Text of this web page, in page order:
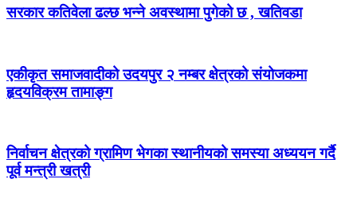
सरकार कतिवेला ढल्छ भन्ने अवस्थामा पुगेको छ , खतिवडा
एकीकृत समाजवादीको उदयपुर २ नम्बर क्षेत्रको संयोजकमा
हृदयविक्रम तामाङ्ग
निर्वाचन क्षेत्रको ग्रामिण भेगका स्थानीयको समस्या अध्ययन गर्दै
पूर्व मन्त्री खत्री